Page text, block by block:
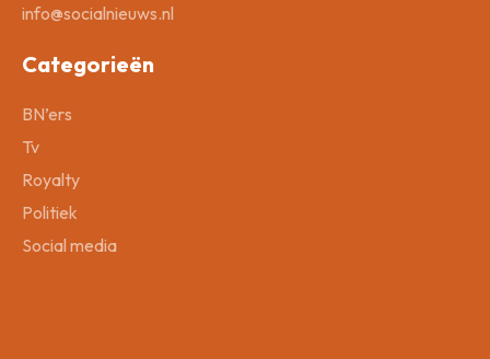
info@socialnieuws.nl
Categorieën
BN’ers
Tv
Royalty
Politiek
Social media